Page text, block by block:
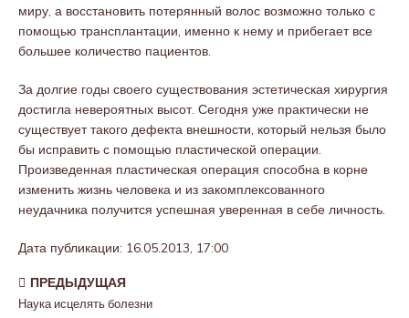
миру, а восстановить потерянный волос возможно только с
помощью трансплантации, именно к нему и прибегает все
большее количество пациентов.
За долгие годы своего существования эстетическая хирургия
достигла невероятных высот. Сегодня уже практически не
существует такого дефекта внешности, который нельзя было
бы исправить с помощью пластической операции.
Произведенная пластическая операция способна в корне
изменить жизнь человека и из закомплексованного
неудачника получится успешная уверенная в себе личность.
Дата публикации: 16.05.2013, 17:00
ПРЕДЫДУЩАЯ
Наука исцелять болезни